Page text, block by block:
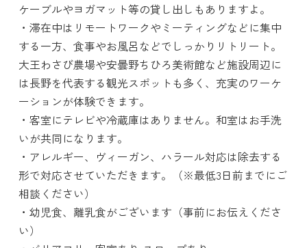
ケーブルやヨガマット等の貸し出しもありますよ。
・滞在中はリモートワークやミーティングなどに集中
する一方、食事やお風呂などでしっかりリトリート。
大王わさび農場や安曇野ちひろ美術館など施設周辺に
は長野を代表する観光スポットも多く、充実のワーケ
ーションが体験できます。
・客室にテレビや冷蔵庫はありません。和室はお手洗
いが共同になります。
・アレルギー、ヴィーガン、ハラール対応は除去する
形で対応させていただきます。（※最低3日前までにご
相談ください）
・幼児食、離乳食がございます（事前にお伝えくださ
い）